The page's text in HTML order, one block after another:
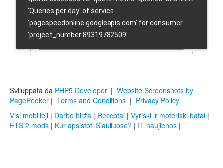
Sviluppata da PHP5 Developer | Website Screenshots by
PagePeeker | Terms and Conditions | Privacy Policy
Visi mobilieji | Darbo birža | Receptai | Vyriski ir moteriski batai |
ETS 2 mods | Kur apsistoti Šiauliuose? | IT naujienos |